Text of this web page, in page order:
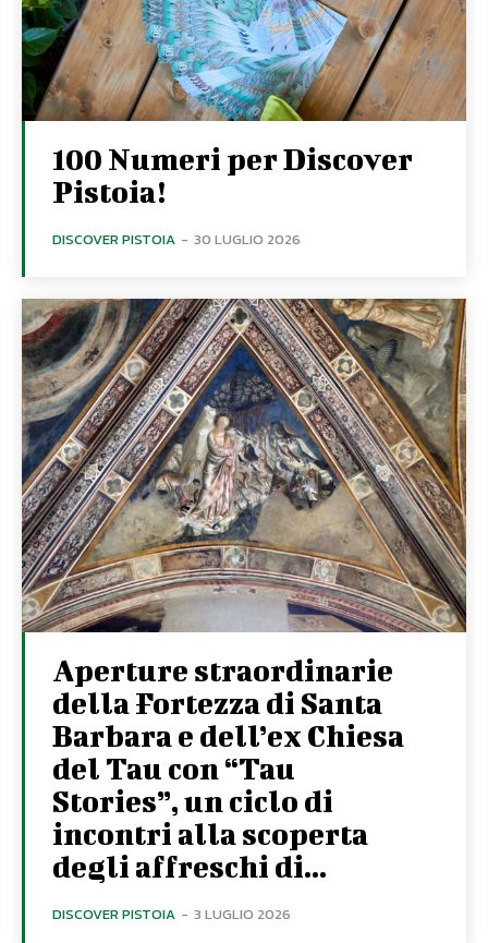
100 Numeri per Discover
Pistoia!
DISCOVER PISTOIA - 30 LUGLIO 2026
Aperture straordinarie
della Fortezza di Santa
Barbara e dell’ex Chiesa
del Tau con “Tau
Stories”, un ciclo di
incontri alla scoperta
degli affreschi di...
DISCOVER PISTOIA - 3 LUGLIO 2026